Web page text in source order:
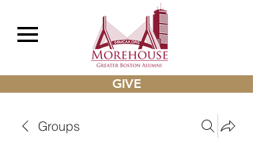
GIVE
Groups